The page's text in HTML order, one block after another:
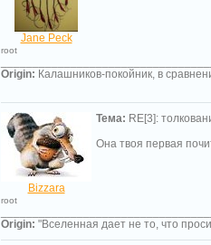
Jane Peck
root
Origin: Калашников-покойник, в
Bizzara
root
Тема: RE[3]:
Она твоя первая
Origin: "Вселенная дает не то, что